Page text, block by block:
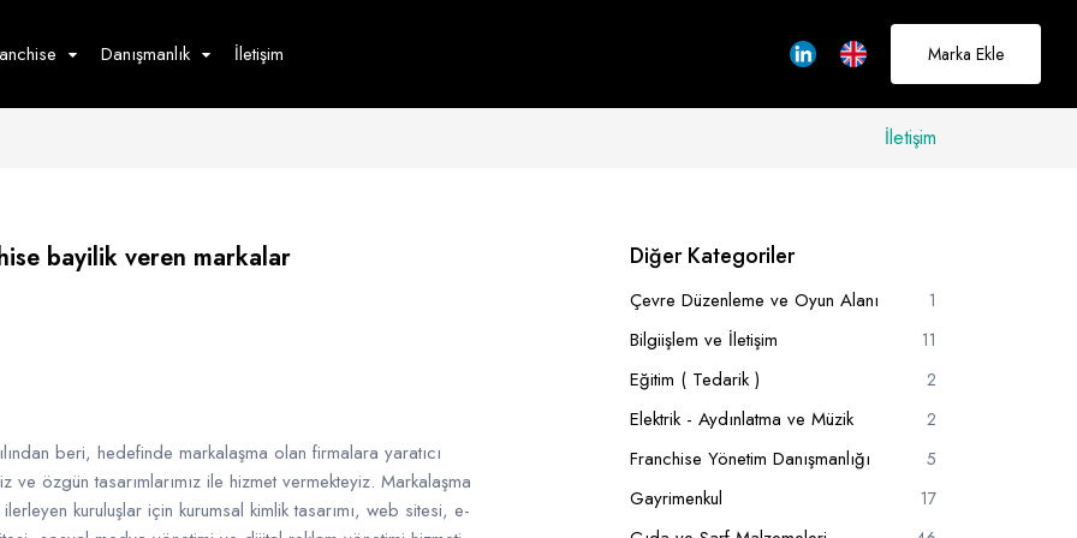
Hayallerinizi
dönüştürmek için
Hakkımızda
Danışmanlık İletişim Marka Ekle
İletişim
bayilik veren markalar
beri, hedefinde markalaşma olan firmalara yaratıcı
ve özgün tasarımlarımız ile hizmet vermekteyiz. Markalaşma
kuruluşlar için kurumsal kimlik tasarımı, web sitesi, e-
Diğer Kategoriler
Çevre Düzenleme ve Oyun Alanı 1
Bilgiişlem ve İletişim 11
Eğitim ( Tedarik ) 2
Elektrik - Aydınlatma ve Müzik 2
Franchise Yönetim Danışmanlığı 5
Gayrimenkul 17